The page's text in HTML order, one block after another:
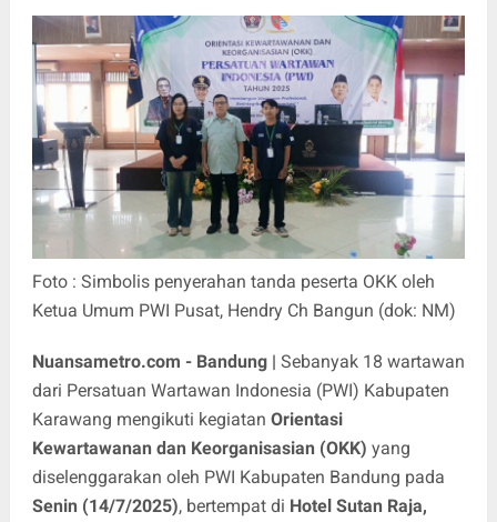
Foto : Simbolis penyerahan tanda peserta OKK oleh
Ketua Umum PWI Pusat, Hendry Ch Bangun (dok: NM)
Nuansametro.com - Bandung | Sebanyak 18 wartawan
dari Persatuan Wartawan Indonesia (PWI) Kabupaten
Karawang mengikuti kegiatan Orientasi
Kewartawanan dan Keorganisasian (OKK) yang
diselenggarakan oleh PWI Kabupaten Bandung pada
Senin (14/7/2025), bertempat di Hotel Sutan Raja,